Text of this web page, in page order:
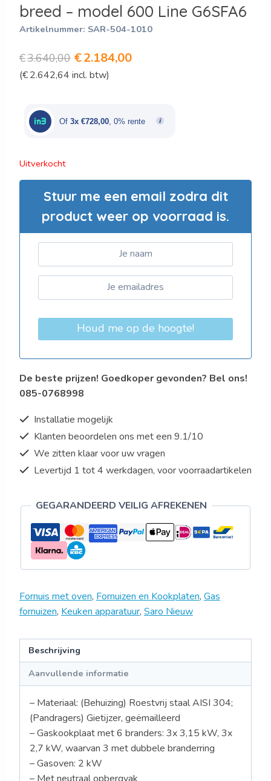
breed – model 600 Line G6SFA6
Artikelnummer: SAR-504-1010
€3.640,00 Oorspronkelijke
prijs
€3.640,00.
€2.184,00Huidige
€2.184,00.
(€2.642,64 incl. btw)
Of 3x €728,00 , 0% rente
Uitverkocht
Stuur me een email zodra dit
product weer op voorraad is.
Houd me op de hoogte!
De beste prijzen! Goedkoper gevonden? Bel ons!
085-0768998
Installatie mogelijk
Klanten beoordelen ons met een 9.1/10
We zitten klaar voor uw vragen
Levertijd 1 tot 4 werkdagen, voor voorraadartikelen
GEGARANDEERD VEILIG AFREKENEN
Fornuis met oven, Fornuizen en Kookplaten, Gas
fornuizen, Keuken apparatuur, Saro Nieuw
Beschrijving
Aanvullende informatie
– Materiaal: (Behuizing) Roestvrij staal AISI 304;
(Pandragers) Gietijzer, geëmailleerd
– Gaskookplaat met 6 branders: 3x 3,15 kW, 3x
2,7 kW, waarvan 3 met dubbele branderring
– Gasoven: 2 kW
– Met neutraal opbergvak